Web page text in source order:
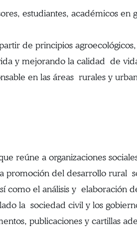
estudiantes, académicos en
de principios
y mejorando la calidad de
en las áreas rurales y
reúne a organizaciones
promoción del desarrollo rural
como el análisis y elaboración
la sociedad civil y los
publicaciones y cartillas